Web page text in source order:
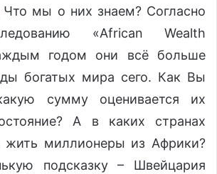
Что мы о них знаем? Согласно
«African Wealth
годом они всё больше
богатых мира сего. Как Вы
сумму оценивается их
А в каких странах
жить миллионеры из Африки?
подсказку – Швейцария